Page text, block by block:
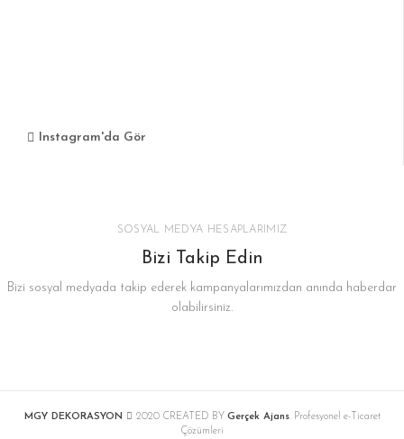
Instagram'da Gör
SOSYAL MEDYA HESAPLARIMIZ
Bizi Takip Edin
Bizi sosyal medyada takip ederek kampanyalarımızdan anında haberdar
olabilirsiniz.
MGY DEKORASYON 2020 CREATED BY Gerçek Ajans. Profesyonel e-Ticaret
Çözümleri